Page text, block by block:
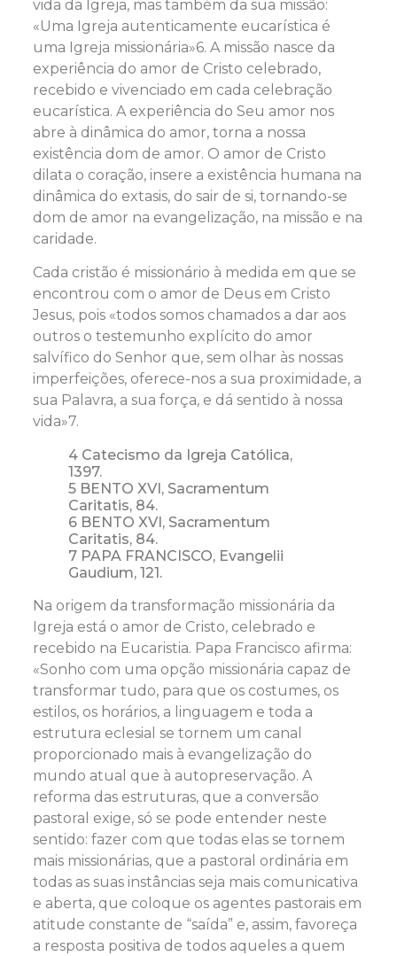
vida da Igreja, mas também da sua missão:
«Uma Igreja autenticamente eucarística é
uma Igreja missionária»6. A missão nasce da
experiência do amor de Cristo celebrado,
recebido e vivenciado em cada celebração
eucarística. A experiência do Seu amor nos
abre à dinâmica do amor, torna a nossa
existência dom de amor. O amor de Cristo
dilata o coração, insere a existência humana na
dinâmica do extasis, do sair de si, tornando-se
dom de amor na evangelização, na missão e na
caridade.
Cada cristão é missionário à medida em que se
encontrou com o amor de Deus em Cristo
Jesus, pois «todos somos chamados a dar aos
outros o testemunho explícito do amor
salvífico do Senhor que, sem olhar às nossas
imperfeições, oferece-nos a sua proximidade, a
sua Palavra, a sua força, e dá sentido à nossa
vida»7.
4 Catecismo da Igreja Católica,
1397.
5 BENTO XVI, Sacramentum
Caritatis, 84.
6 BENTO XVI, Sacramentum
Caritatis, 84.
7 PAPA FRANCISCO, Evangelii
Gaudium, 121.
Na origem da transformação missionária da
Igreja está o amor de Cristo, celebrado e
recebido na Eucaristia. Papa Francisco afirma:
«Sonho com uma opção missionária capaz de
transformar tudo, para que os costumes, os
estilos, os horários, a linguagem e toda a
estrutura eclesial se tornem um canal
proporcionado mais à evangelização do
mundo atual que à autopreservação. A
reforma das estruturas, que a conversão
pastoral exige, só se pode entender neste
sentido: fazer com que todas elas se tornem
mais missionárias, que a pastoral ordinária em
todas as suas instâncias seja mais comunicativa
e aberta, que coloque os agentes pastorais em
atitude constante de “saída” e, assim, favoreça
a resposta positiva de todos aqueles a quem